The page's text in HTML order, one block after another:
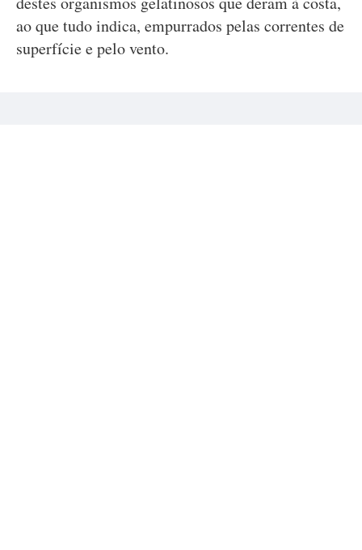
ao que tudo indica, empurrados pelas correntes de
superfície e pelo vento.